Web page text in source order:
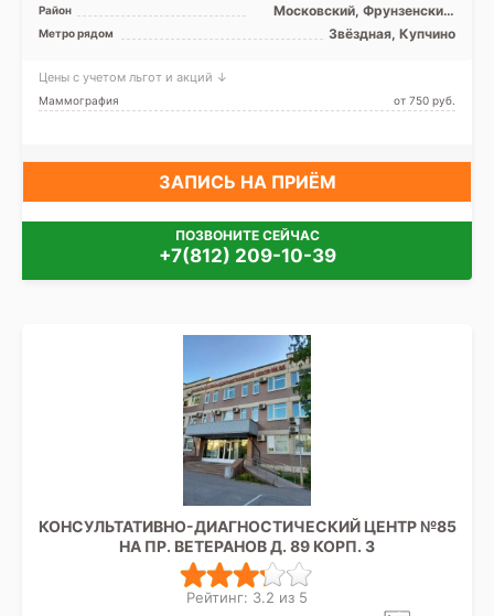
Район
Московский, Фрунзенский,
Лен. область
Метро рядом Звёздная, Купчино
Цены с учетом льгот и акций ↓
Маммография от 750 pуб.
ЗАПИСЬ НА ПРИЁМ
ПОЗВОНИТЕ СЕЙЧАС
+7(812) 209-10-39
КОНСУЛЬТАТИВНО-ДИАГНОСТИЧЕСКИЙ ЦЕНТР №85
НА ПР. ВЕТЕРАНОВ Д. 89 КОРП. 3
Рейтинг: 3.2 из 5